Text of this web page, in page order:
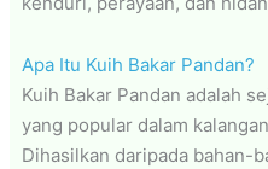
Apa Itu Kuih Bakar Pandan?
Kuih Bakar Pandan adalah
yang popular dalam
Dihasilkan daripada bahan-